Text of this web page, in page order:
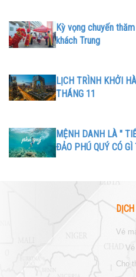
Kỳ vọng chuyến
khách Trung
LỊCH TRÌNH KHỞI
THÁNG 11
MỆNH DANH LÀ "
ĐẢO PHÚ QUÝ CÓ
vé
cho